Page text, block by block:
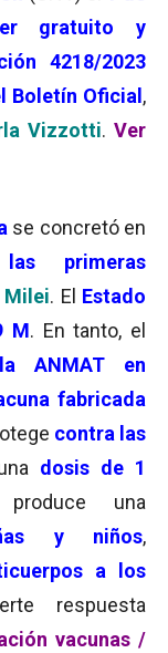
gratuito y
4218/2023
Boletín Oficial ,
Vizzotti. Ver
se concretó en
primeras
Milei. El Estado
M. En tanto, el
ANMAT en
fabricada
contra las
dosis de 1
una
y niños,
a los
respuesta
vacunas /